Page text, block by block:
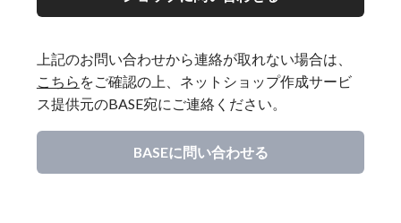
上記のお問い合わせから連絡が取れない場合は、
こちら をご確認の上、ネットショップ作成サービ
ス提供元のBASE宛にご連絡ください。
BASEに問い合わせる